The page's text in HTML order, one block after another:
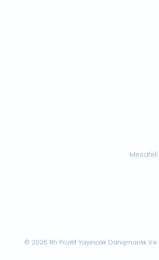
Mesafeli
© 2026 Rh Pozitif Yayıncılık Danışmanlık